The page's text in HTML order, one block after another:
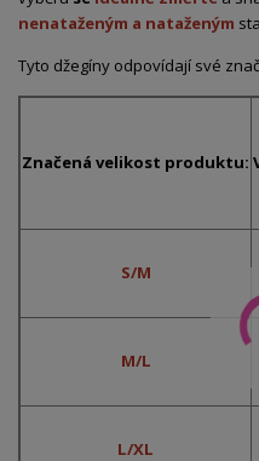
nenataženým a nataženým
Tyto džegíny odpovídají své
Značená velikost produktu:
S/M
M/L
L/XL